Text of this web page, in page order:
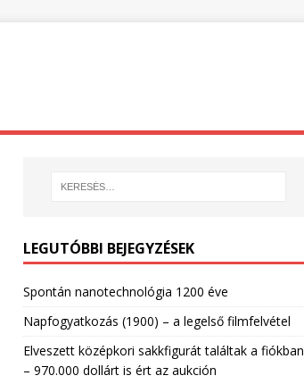
LEGUTÓBBI BEJEGYZÉSEK
Spontán nanotechnológia 1200 éve
Napfogyatkozás (1900) – a legelső filmfelvétel
Elveszett középkori sakkfigurát találtak a fiókban
– 970.000 dollárt is ért az aukción